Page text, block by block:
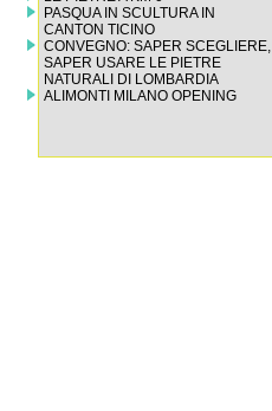
PASQUA IN SCULTURA IN
CANTON TICINO
CONVEGNO: SAPER SCEGLIERE,
SAPER USARE LE PIETRE
NATURALI DI LOMBARDIA
ALIMONTI MILANO OPENING